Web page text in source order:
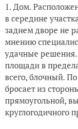
1. Дом.
в середине
заднем дворе не
мнению
удачные
площади в
всего, блочный.
бросает из
прямоугольной,
круглогодичного